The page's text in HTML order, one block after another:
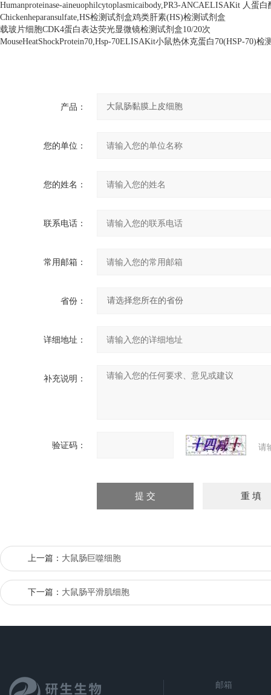
Humanproteinase-aineuophilcytoplasmicaibody,PR3-ANCAELISAKit 人蛋白
Chickenheparansulfate,HS检测试剂盒鸡类肝素(HS)检测试剂盒
载玻片细胞CDK4蛋白表达荧光显微镜检测试剂盒10/20次
MouseHeatShockProtein70,Hsp-70ELISAKit小鼠热休克蛋白 70(HSP-70)检
产品：
您的单位：
您的姓名：
联系电话：
常用邮箱：
省份：
详细地址：
补充说明：
验证码： 请
上一篇： 大鼠肠巨噬细胞
下一篇： 大鼠肠平滑肌细胞
邮箱